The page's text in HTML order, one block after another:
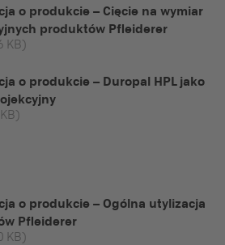
o produkcie – Cięcie na wymiar
produktów Pfleiderer
KB)
o produkcie – Duropal HPL jako
o produkcie – Ogólna utylizacja
Pfleiderer
KB)